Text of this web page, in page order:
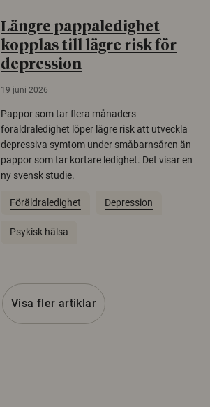
Längre pappaledighet
kopplas till lägre risk för
depression
19 juni 2026
Pappor som tar flera månaders
föräldraledighet löper lägre risk att utveckla
depressiva symtom under småbarnsåren än
pappor som tar kortare ledighet. Det visar en
ny svensk studie.
Föräldraledighet Depression
Psykisk hälsa
Visa fler artiklar